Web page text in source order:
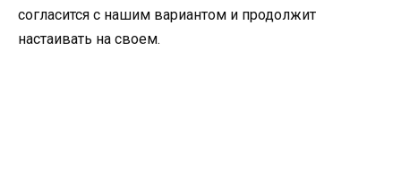
согласится с нашим вариантом и продолжит
настаивать на своем.